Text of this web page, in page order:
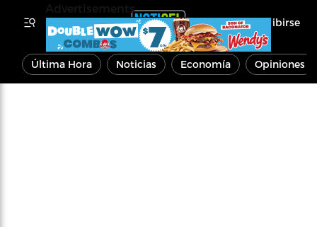
Inscribirse
Última Hora Noticias Economía Opiniones
Advertisements